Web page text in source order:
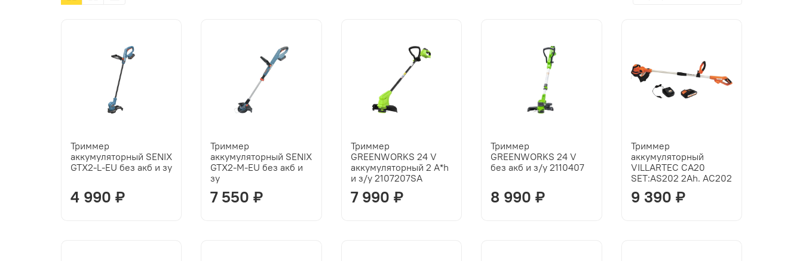
Триммер
аккумуляторный SENIX
GTX2-L-EU без акб и зу
4 990 ₽
Триммер
аккумуляторный SENIX
GTX2-M-EU без акб и
зу
7 550 ₽
Триммер
GREENWORKS 24 V
аккумуляторный 2 А*h
и з/у 2107207SA
7 990 ₽
Триммер
GREENWORKS 24 V
без акб и з/у 2110407
8 990 ₽
Триммер
аккумуляторный
VILLARTEC СА20
SET:AS202 2Ah. AC202
9 390 ₽